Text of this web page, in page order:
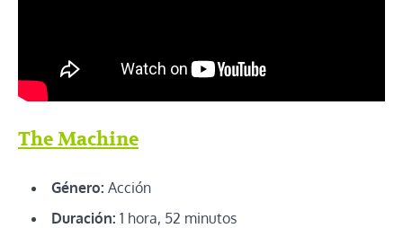
The Machine
Género: Acción
Duración: 1 hora, 52 minutos